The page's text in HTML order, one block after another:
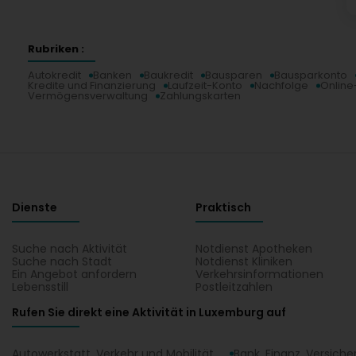
Rubriken :
Autokredit
Banken Baukredit Bausparen Bausparkonto
Kredite und Finanzierung Laufzeit-Konto Nachfolge
Vermögensverwaltung Zahlungskarten
Dienste
Suche nach Aktivität
Suche nach Stadt
Ein Angebot anfordern
Lebensstill
Praktisch
Notdienst Apotheken
Notdienst Kliniken
Verkehrsinformationen
Postleitzahlen
Rufen Sie direkt eine Aktivität in Luxemburg auf